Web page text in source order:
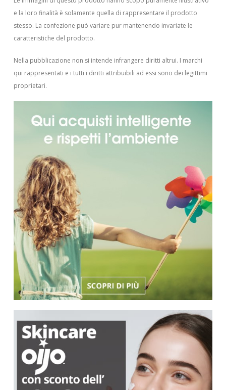
e la loro finalità è solamente quella di rappresentare il prodotto
stesso. La confezione può variare pur mantenendo invariate le
caratteristiche del prodotto.
Nella pubblicazione non si intende infrangere diritti altrui. I marchi
qui rappresentati e i tutti i diritti attribuibili ad essi sono dei legittimi
proprietari.